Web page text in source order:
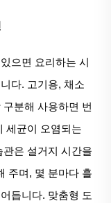
으면 요리하는 시
다. 고기용, 채소
분해 사용하면 번
세균이 오염되는
은 설거지 시간을
주며, 몇 분마다 흘
듭니다. 맞춤형 도